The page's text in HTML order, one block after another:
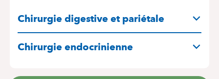
Chirurgie digestive et pariétale
Chirurgie endocrinienne